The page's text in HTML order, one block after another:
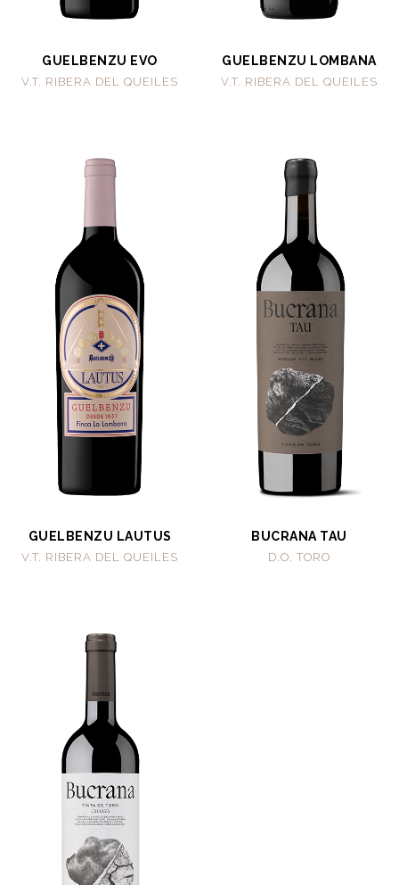
GUELBENZU EVO
V.T. RIBERA DEL QUEILES
GUELBENZU LOMBANA
V.T. RIBERA DEL QUEILES
GUELBENZU LAUTUS
V.T. RIBERA DEL QUEILES
BUCRANA TAU
D.O. TORO